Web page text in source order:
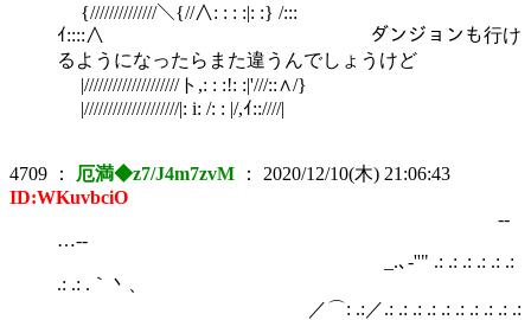
{//////////////＼{//∧: : : :|: :} /:::
ｲ::::∧ ダンジョンも行け
るようになったらまた違うんでしょうけど
|////////////////////ト,: : :!: :|'///::∧/}
|////////////////////|: i: /: : |/,ｲ::////|
4709 ： 厄満◆z7/J4m7zvM ： 2020/12/10(木) 21:06:43
ID:WKuvbciO
-‐
…‐-
_.､-''" .: .: .: .: .: .:
.: .: .｀丶、
／⌒: .:／.: .: .: .: .: .: .: .: .: .: